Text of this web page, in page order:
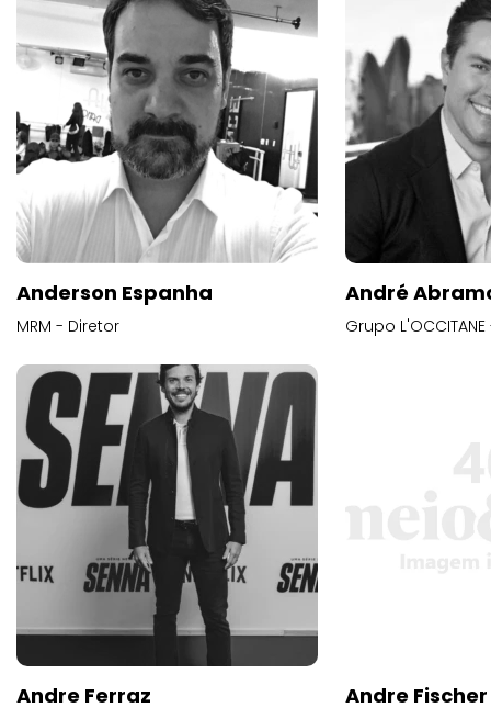
Anderson Espanha
MRM - Diretor
André
Grupo
Andre Ferraz Andre Fischer